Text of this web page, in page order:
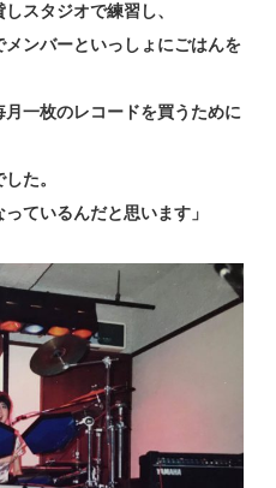
スタジオで練習し、
ンバーといっしょにごはんを
一枚のレコードを買うために
た。
ているんだと思います」